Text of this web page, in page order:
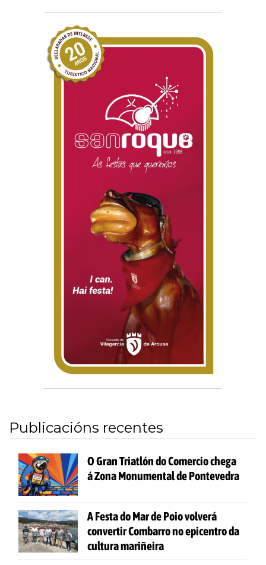
Publicacións recentes
O Gran Triatlón do Comercio chega
á Zona Monumental de Pontevedra
A Festa do Mar de Poio volverá
convertir Combarro no epicentro da
cultura mariñeira